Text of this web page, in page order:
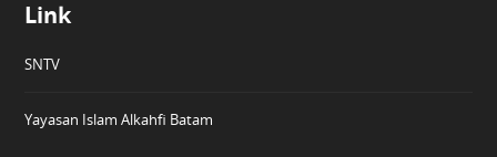
Link
SNTV
Yayasan Islam Alkahfi Batam